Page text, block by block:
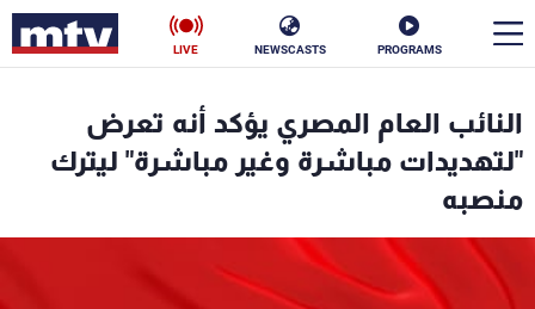
PROGRAMS
NEWSCASTS
LIVE
النائب العام المصري يؤكد أنه تعرض
"لتهديدات مباشرة وغير مباشرة" ليترك
منصبه
الأخبار
سياسة
إقتصاد فن